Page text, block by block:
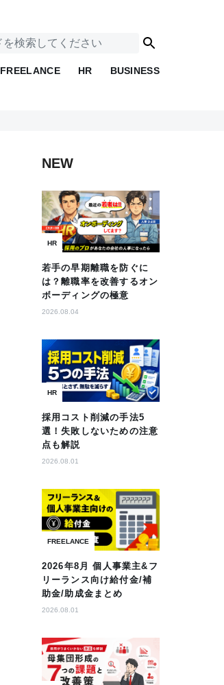
FREELANCE HR BUSINESS
NEW
HR
若手の早期離職を防ぐに
は？離職率を改善するオン
ボーディングの極意
2026.08.04
HR
採用コスト削減の手法5
選！失敗しないための注意
点も解説
2026.08.01
FREELANCE
2026年8月 個人事業主&フ
リーランス向け給付金/補
助金/助成金まとめ
2026.08.01